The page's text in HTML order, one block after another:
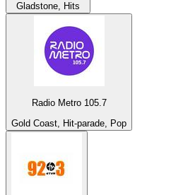
Gladstone, Hits
Radio Metro 105.7
Gold Coast, Hit-parade, Pop